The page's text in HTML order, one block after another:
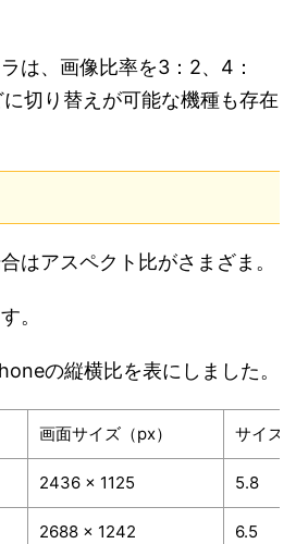
は、画像比率を3：2、4：
切り替えが可能な機種も存在
はアスペクト比がさまざま。
。
の縦横比を表にしました。
画面サイズ（px） サイズ
2436 x 1125 5.8
2688 x 1242 6.5